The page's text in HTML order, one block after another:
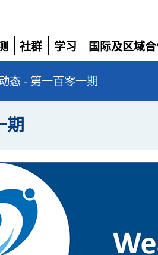
社群
展
开
学习
展
开
国际及区域
展
开
态 - 第一百零一期
期